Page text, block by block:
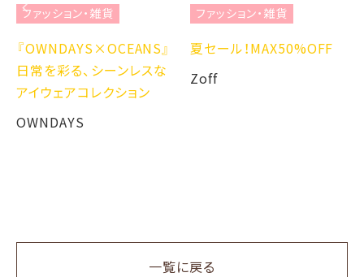
ファッション・雑貨
『OWNDAYS×OCEANS』
日常を彩る、シーンレスな
アイウェアコレクション
OWNDAYS
ファッション・雑貨
夏セール！MAX50%OFF
Zoff
一覧に戻る